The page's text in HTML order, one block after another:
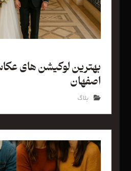
بهترین لوکیشن های
اصفهان
بلاگ